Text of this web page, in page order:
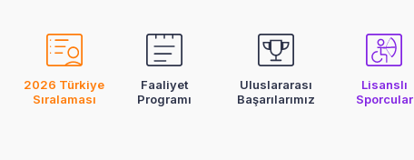
2026 Türkiye
Sıralaması
Faaliyet
Programı
Uluslararası
Başarılarımız
Lisanslı
Sporcular